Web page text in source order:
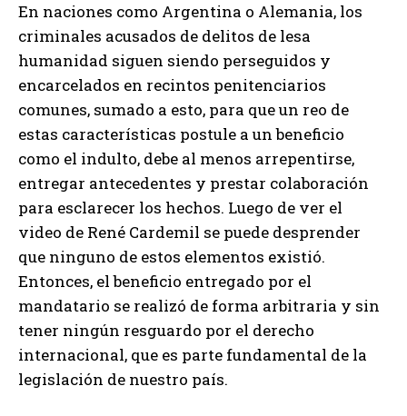
En naciones como Argentina o Alemania, los
criminales acusados de delitos de lesa
humanidad siguen siendo perseguidos y
encarcelados en recintos penitenciarios
comunes, sumado a esto, para que un reo de
estas características postule a un beneficio
como el indulto, debe al menos arrepentirse,
entregar antecedentes y prestar colaboración
para esclarecer los hechos. Luego de ver el
video de René Cardemil se puede desprender
que ninguno de estos elementos existió.
Entonces, el beneficio entregado por el
mandatario se realizó de forma arbitraria y sin
tener ningún resguardo por el derecho
internacional, que es parte fundamental de la
legislación de nuestro país.